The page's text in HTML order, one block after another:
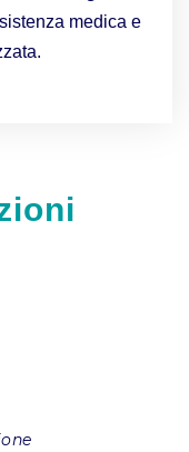
medica e